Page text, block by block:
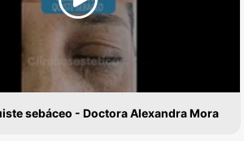
sebáceo - Doctora Alexandra Mora